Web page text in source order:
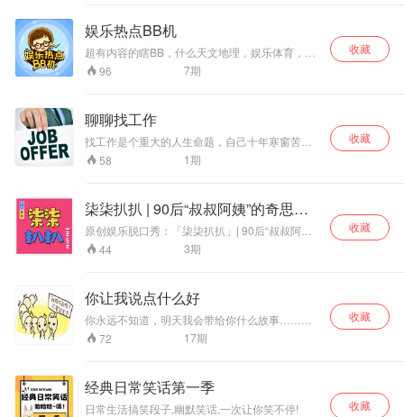
娱乐热点BB机
超有内容的瞎BB，什么天文地理，娱乐体育，他
都能装模作样跟你侃侃而谈，听上五分钟，快乐
两小时！
96 7期
收藏
聊聊找工作
找工作是个重大的人生命题，自己十年寒窗苦
读，爸妈二十年含辛茹苦，到了择业这个十字路
口，很多人反而随意了，或者说不那么系统的有
和机会成本，所以需要慎之又慎，我们一起聊聊
这里边需要你躲避的坑。
58 1期
收藏
柒柒扒扒 | 90后“叔叔阿姨”的奇思妙
想
原创娱乐脱口秀：「柒柒扒扒」| 90后“叔叔阿
姨”的奇思妙想！ 每周更新，说说心事，聊聊年轻
新鲜的话题，既是闲暇时光的“开心果”，又是迷茫
机」「7788-电影时光机」等，针对音乐，影视定
期会有特别节目上线，是90后“叔叔阿姨”茶余饭
后，“必须必备以及必不可少之法宝”。
44 3期
收藏
你让我说点什么好
你永远不知道，明天我会带给你什么故事……
（欢迎听众留言，想听什么，你来说，我来说给
你听~）交流q群号：466081921
72 17期
收藏
经典日常笑话第一季
日常生活搞笑段子,幽默笑话,一次让你笑不停!
收藏